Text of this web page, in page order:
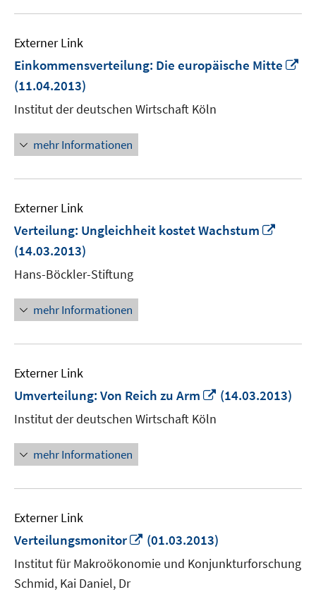
Externer Link
Einkommensverteilung: Die europäische Mitte
(11.04.2013)
Institut der deutschen Wirtschaft Köln
mehr Informationen
Externer Link
Verteilung: Ungleichheit kostet Wachstum
(14.03.2013)
Hans-Böckler-Stiftung
mehr Informationen
Externer Link
Umverteilung: Von Reich zu Arm
In
(14.03.2013)
Institut der deutschen Wirtschaft Köln
mehr Informationen
Externer Link
Verteilungsmonitor
In
neuem
Fenster
(01.03.2013)
Institut für Makroökonomie und Konjunkturforschung
Schmid, Kai Daniel, Dr